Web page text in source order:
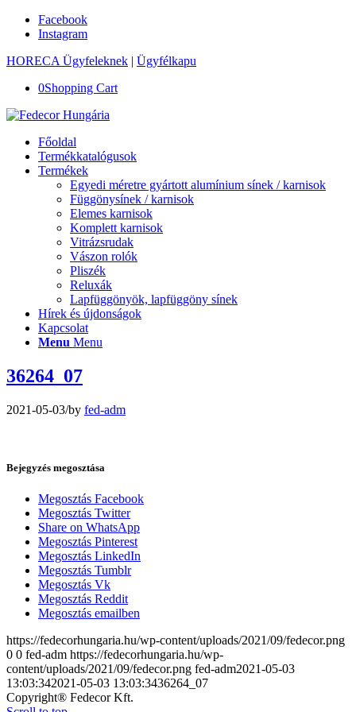
Facebook
Instagram
HORECA Ügyfeleknek | Ügyfélkapu
0Shopping Cart
Főoldal
Termékkatalógusok
Termékek
Egyedi méretre gyártott alumínium sínek / karnisok
Függönysínek / karnisok
Elemes karnisok
Komplett karnisok
Vitrázsrudak
Vászon rolók
Pliszék
Reluxák
Lapfüggönyök, lapfüggöny sínek
Hírek és újdonságok
Kapcsolat
Menu Menu
36264_07
2021-05-03/by fed-adm
Bejegyzés megosztása
Megosztás Facebook
Megosztás Twitter
Share on WhatsApp
Megosztás Pinterest
Megosztás LinkedIn
Megosztás Tumblr
Megosztás Vk
Megosztás Reddit
Megosztás emailben
https://fedecorhungaria.hu/wp-content/uploads/2021/09/fedecor.png
0 0 fed-adm https://fedecorhungaria.hu/wp-
content/uploads/2021/09/fedecor.png fed-adm2021-05-03
13:03:342021-05-03 13:03:3436264_07
Copyright® Fedecor Kft.